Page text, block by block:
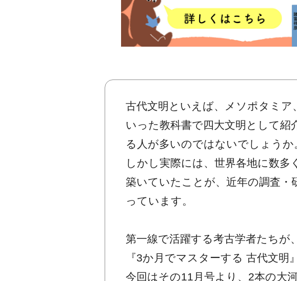
古代文明といえば、メソポタミア
いった教科書で四大文明として
る人が多いのではないでしょうか
しかし実際には、世界各地に数多
築いていたことが、近年の調査
っています。
第一線で活躍する考古学者たちが
『3か月でマスターする 古代文明』
今回はその11月号より、2本の大